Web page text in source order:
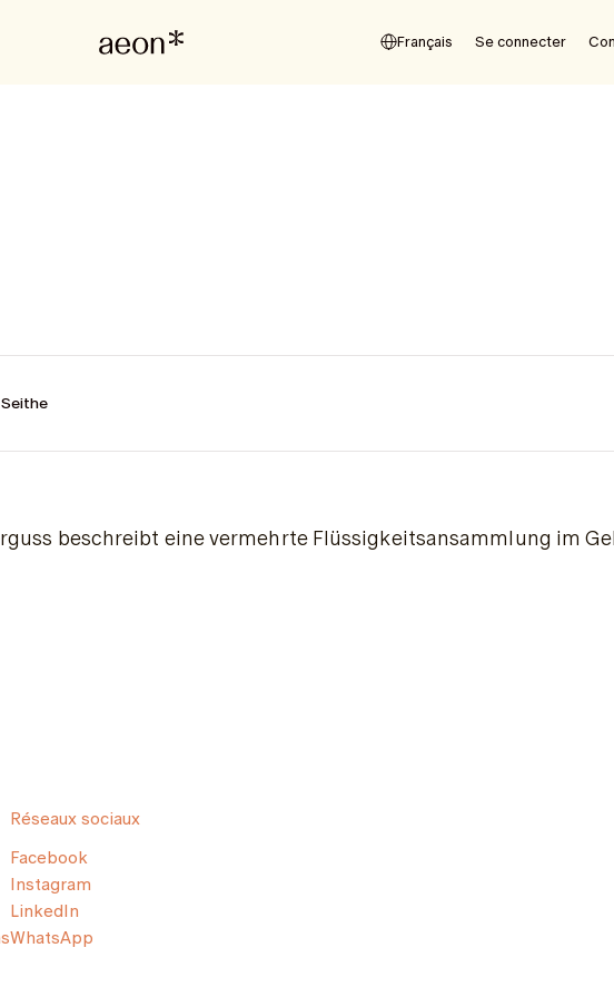
Français Se connecter
beschreibt eine vermehrte Flüssigkeitsansammlung im
Réseaux sociaux
Facebook
Instagram
LinkedIn
WhatsApp